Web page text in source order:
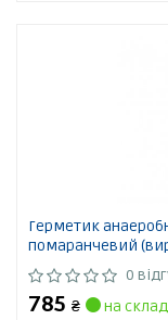
Герметик
помаранчевий
0
785 ₴
на